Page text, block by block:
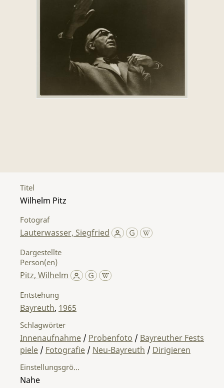
Titel
Wilhelm Pitz
Fotograf
Lauterwasser, Siegfried
Dargestellte
Person(en)
Pitz, Wilhelm
Entstehung
Bayreuth, 1965
Einstellungsgröße
Nahe
Schlagwörter
Innenaufnahme / Probenfoto / Bayreuther Fests
piele / Fotografie / Neu-Bayreuth / Dirigieren